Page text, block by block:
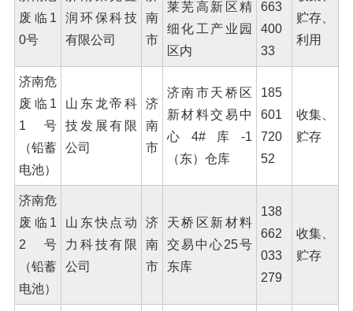
废临1
0号
润环保科技
有限公司
南
市
莱芜高新区精
细化工产业园
区内
663
400
33
贮存、
利用
济南危
废临1
1号
（铅蓄
电池）
山东龙帝科
技发展有限
公司
济
南
市
济南市天桥区
新材料交易中
心4#库-1
（东）仓库
185
601
720
52
收集、
贮存
济南危
废临1
2号
（铅蓄
电池）
山东快点动
力科技有限
公司
济
南
市
天桥区新材料
交易中心25号
东库
138
662
033
279
收集、
贮存